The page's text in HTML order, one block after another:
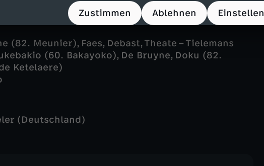
Zustimmen Ablehnen Einstellen
(82. Meunier), Faes, Debast, Theate – Tielemans
(60. Bakayoko), De Bruyne, Doku (82.
Ketelaere)
(Deutschland)